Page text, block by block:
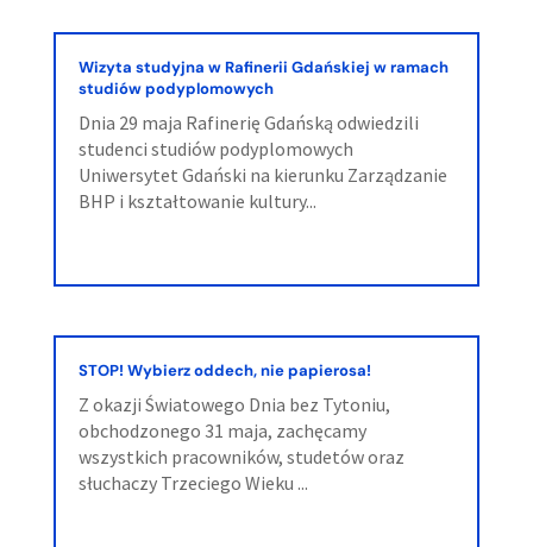
Wizyta studyjna w Rafinerii Gdańskiej w ramach
studiów podyplomowych
Dnia 29 maja Rafinerię Gdańską odwiedzili
studenci studiów podyplomowych
Uniwersytet Gdański na kierunku Zarządzanie
BHP i kształtowanie kultury...
STOP! Wybierz oddech, nie papierosa!
Z okazji Światowego Dnia bez Tytoniu,
obchodzonego 31 maja, zachęcamy
wszystkich pracowników, studetów oraz
słuchaczy Trzeciego Wieku ...